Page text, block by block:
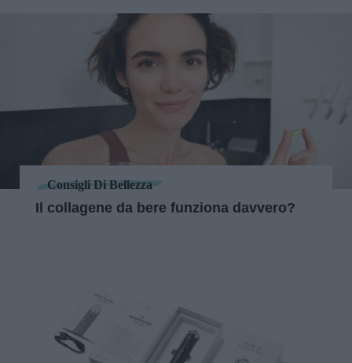
Consigli Di Bellezza
Il collagene da bere funziona davvero?